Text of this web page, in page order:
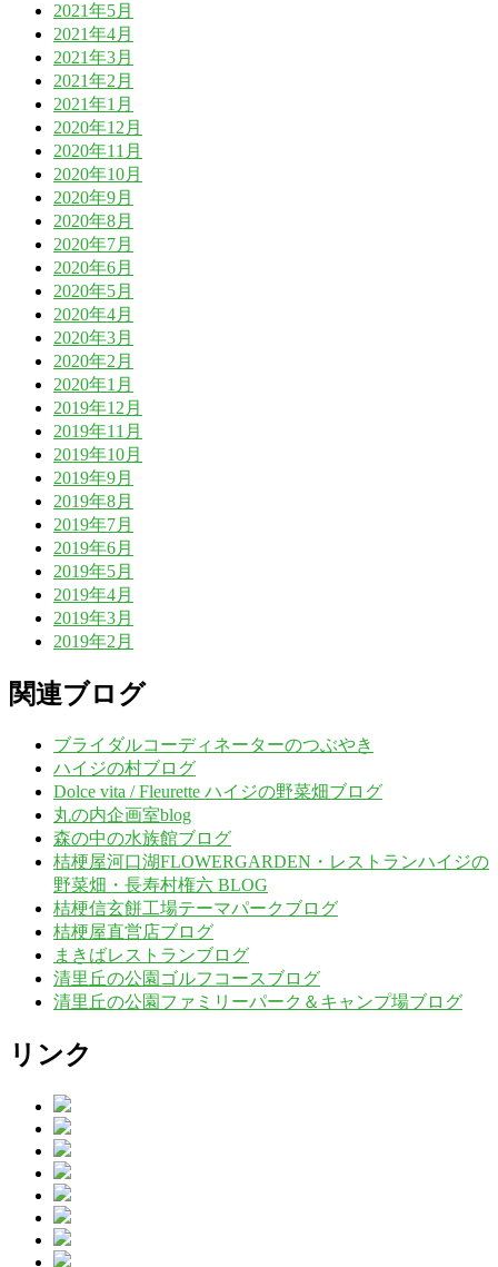
2021年5月
2021年4月
2021年3月
2021年2月
2021年1月
2020年12月
2020年11月
2020年10月
2020年9月
2020年8月
2020年7月
2020年6月
2020年5月
2020年4月
2020年3月
2020年2月
2020年1月
2019年12月
2019年11月
2019年10月
2019年9月
2019年8月
2019年7月
2019年6月
2019年5月
2019年4月
2019年3月
2019年2月
関連ブログ
ブライダルコーディネーターのつぶやき
ハイジの村ブログ
Dolce vita / Fleurette ハイジの野菜畑ブログ
丸の内企画室blog
森の中の水族館ブログ
桔梗屋河口湖FLOWERGARDEN・レストランハイジの
野菜畑・長寿村権六 BLOG
桔梗信玄餅工場テーマパークブログ
桔梗屋直営店ブログ
まきばレストランブログ
清里丘の公園ゴルフコースブログ
清里丘の公園ファミリーパーク＆キャンプ場ブログ
リンク